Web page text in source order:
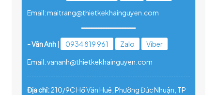
Email: maitrang@thietkekhainguyen.com
- Vân Anh| 0934 819 961 Zalo Viber
Email: vananh@thietkekhainguyen.com
Địa chỉ:210/9C Hồ Văn Huê, Phường Đức Nhuận, TP